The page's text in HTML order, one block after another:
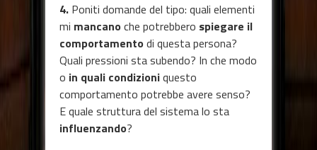
4. Poniti domande del tipo: quali elementi
mi mancano che potrebbero spiegare il
comportamento di questa persona?
Quali pressioni sta subendo? In che modo
o in quali condizioniquesto
comportamento potrebbe avere senso?
E quale struttura del sistema lo sta
influenzando?